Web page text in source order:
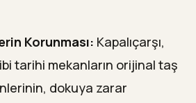
Korunması: Kapalıçarşı,
tarihi mekanların orijinal taş
dokuya zarar